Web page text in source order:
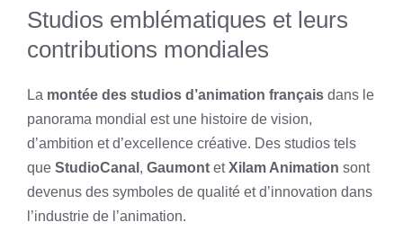
Studios emblématiques et leurs
contributions mondiales
La montée des studios d’animation français dans le
panorama mondial est une histoire de vision,
d’ambition et d’excellence créative. Des studios tels
que StudioCanal , Gaumont etXilam Animation sont
devenus des symboles de qualité et d’innovation dans
l’industrie de l’animation.